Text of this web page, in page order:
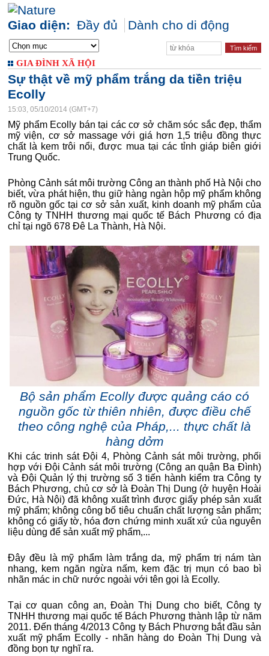
Giao diện: Đầy đủ Dành cho di động
GIA ĐÌNH XÃ HỘI
Sự thật về mỹ phẩm trắng da tiền triệu
Ecolly
15:03, 05/10/2014 (GMT+7)
Mỹ phẩm Ecolly bán tại các cơ sở chăm sóc sắc đẹp, thẩm
mỹ viện, cơ sở massage với giá hơn 1,5 triệu đồng thực
chất là kem trôi nổi, được mua tại các tỉnh giáp biên giới
Trung Quốc.
Phòng Cảnh sát môi trường Công an thành phố Hà Nội cho
biết, vừa phát hiện, thu giữ hàng ngàn hộp mỹ phẩm không
rõ nguồn gốc tại cơ sở sản xuất, kinh doanh mỹ phẩm của
Công ty TNHH thương mại quốc tế Bách Phương có địa
chỉ tại ngõ 678 Đê La Thành, Hà Nội.
Bộ sản phẩm Ecolly được quảng cáo có
nguồn gốc từ thiên nhiên, được điều chế
theo công nghệ của Pháp,... thực chất là
hàng dởm
Khi các trinh sát Đội 4, Phòng Cảnh sát môi trường, phối
hợp với Đội Cảnh sát môi trường (Công an quận Ba Đình)
và Đội Quản lý thị trường số 3 tiến hành kiểm tra Công ty
Bách Phương, chủ cơ sở là Đoàn Thị Dung (ở huyện Hoài
Đức, Hà Nội) đã không xuất trình được giấy phép sản xuất
mỹ phẩm; không công bố tiêu chuẩn chất lượng sản phẩm;
không có giấy tờ, hóa đơn chứng minh xuất xứ của nguyên
liệu dùng để sản xuất mỹ phẩm,...
Đây đều là mỹ phẩm làm trắng da, mỹ phẩm trị nám tàn
nhang, kem ngăn ngừa nấm, kem đặc trị mụn có bao bì
nhãn mác in chữ nước ngoài với tên gọi là Ecolly.
Tại cơ quan công an, Đoàn Thị Dung cho biết, Công ty
TNHH thương mại quốc tế Bách Phương thành lập từ năm
2011. Đến tháng 4/2013 Công ty Bách Phương bắt đầu sản
xuất mỹ phẩm Ecolly - nhãn hàng do Đoàn Thị Dung và
đồng bọn tự nghĩ ra.